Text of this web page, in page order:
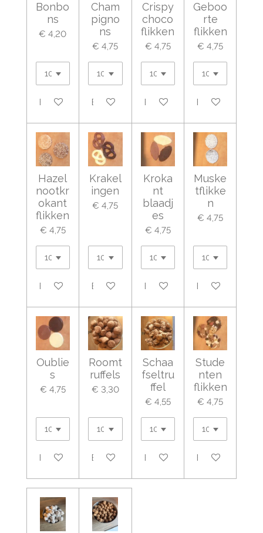
Bonbo
ns
€ 4,20
Bekijk details
Cham
pigno
ns
€ 4,75
Bekijk details
Crispy
choco
flikken
€ 4,75
Bekijk details
Geboo
rte
flikken
€ 4,75
Bekijk details
Hazel
nootkr
okant
flikken
€ 4,75
Bekijk details
Krakel
ingen
€ 4,75
Bekijk details
Kroka
nt
blaadj
es
€ 4,75
Bekijk details
Muske
tflikke
n
€ 4,75
Bekijk details
Oublie
s
€ 4,75
Bekijk details
Roomt
ruffels
€ 3,30
Bekijk details
Schaa
fseltru
ffel
€ 4,55
Bekijk details
Stude
nten
flikken
€ 4,75
Bekijk details